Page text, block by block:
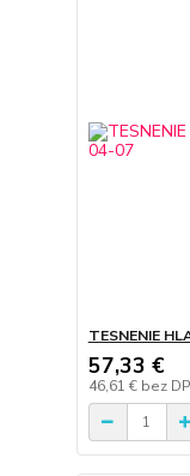
TESNENIE
57,33 €
46,61 € bez